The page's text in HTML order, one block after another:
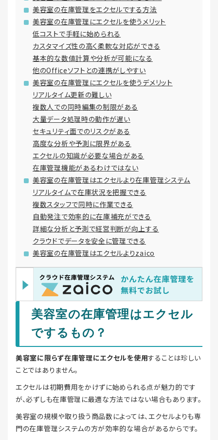
美容室の在庫管理をエクセルでする方法
美容室の在庫管理にエクセルを使うメリット
低コストで手軽に始められる
カスタマイズ性の高く柔軟な対応ができる
基本的な数値計算や分析が可能になる
他のOfficeソフトとの連携がしやすい
美容室の在庫管理にエクセルを使うデメリット
リアルタイム更新の難しい
複数人での同時編集の制限がある
大量データ処理時の動作が遅い
セキュリティ面でのリスクがある
高度な分析や予測に限界がある
エクセルの知識が必要な場合がある
在庫管理機能があるわけではない
美容室の在庫管理はエクセルより在庫管理システム
リアルタイムで在庫状況を把握できる
複数スタッフで同時に作業できる
自動発注で効率的に在庫補充ができる
詳細な分析と予測で経営判断が向上する
クラウドでデータを安全に管理できる
美容室の在庫管理はエクセルよりzaico
美容室の在庫管理はエクセル
でするもの？
美容室に限らず在庫管理にエクセルを使用することは珍しい
ことではありません。
エクセルは初期費用をかけずに始められる点が魅力的です
が、必ずしも在庫管理に最適な方法ではない場合もあります。
美容室の規模や取り扱う商品数によっては、エクセルよりも専
門の在庫管理システムの方が効率的な場合があるからです。